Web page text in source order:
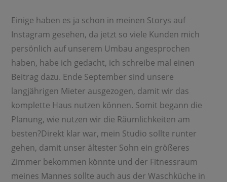
Einige haben es ja schon in meinen Storys auf
Instagram gesehen, da jetzt so viele Kunden mich
persönlich auf unserem Umbau angesprochen
haben, habe ich gedacht, ich schreibe mal einen
Beitrag dazu. Ende September sind unsere
langjährigen Mieter ausgezogen, damit wir das
komplette Haus nutzen können. Somit begann die
Planung, wie nutzen wir die Räumlichkeiten am
besten?Direkt klar war, mein Studio sollte runter
gehen, damit unser ältester Sohn ein größeres
Zimmer bekommen könnte und der Fitnessraum
meines Mannes sollte auch aus der Waschküche in